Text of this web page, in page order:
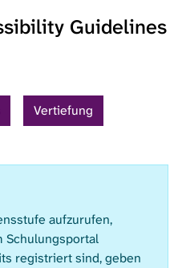
Guidelines
Vertiefung
aufzurufen,
Schulungsportal
registriert sind, geben